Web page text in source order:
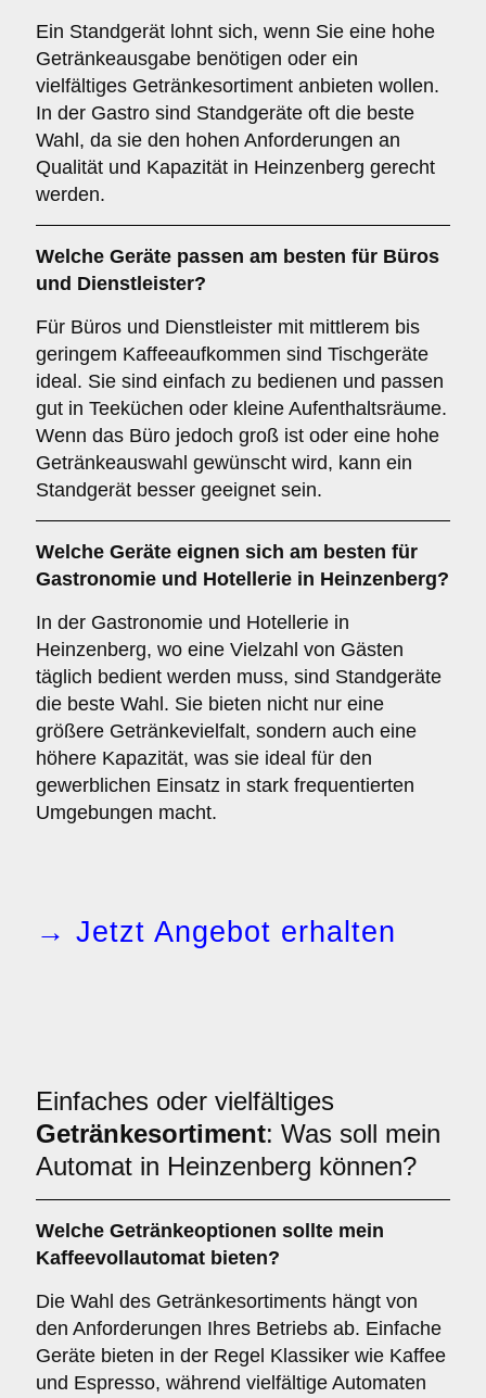
Ein Standgerät lohnt sich, wenn Sie eine hohe
Getränkeausgabe benötigen oder ein
vielfältiges Getränkesortiment anbieten wollen.
In der Gastro sind Standgeräte oft die beste
Wahl, da sie den hohen Anforderungen an
Qualität und Kapazität in Heinzenberg gerecht
werden.
Welche Geräte passen am besten für Büros
und Dienstleister?
Für Büros und Dienstleister mit mittlerem bis
geringem Kaffeeaufkommen sind Tischgeräte
ideal. Sie sind einfach zu bedienen und passen
gut in Teeküchen oder kleine Aufenthaltsräume.
Wenn das Büro jedoch groß ist oder eine hohe
Getränkeauswahl gewünscht wird, kann ein
Standgerät besser geeignet sein.
Welche Geräte eignen sich am besten für
Gastronomie und Hotellerie in Heinzenberg?
In der Gastronomie und Hotellerie in
Heinzenberg, wo eine Vielzahl von Gästen
täglich bedient werden muss, sind Standgeräte
die beste Wahl. Sie bieten nicht nur eine
größere Getränkevielfalt, sondern auch eine
höhere Kapazität, was sie ideal für den
gewerblichen Einsatz in stark frequentierten
Umgebungen macht.
→ Jetzt Angebot erhalten
Einfaches oder vielfältiges
Getränkesortiment: Was soll mein
Automat in Heinzenberg können?
Welche Getränkeoptionen sollte mein
Kaffeevollautomat bieten?
Die Wahl des Getränkesortiments hängt von
den Anforderungen Ihres Betriebs ab. Einfache
Geräte bieten in der Regel Klassiker wie Kaffee
und Espresso, während vielfältige Automaten